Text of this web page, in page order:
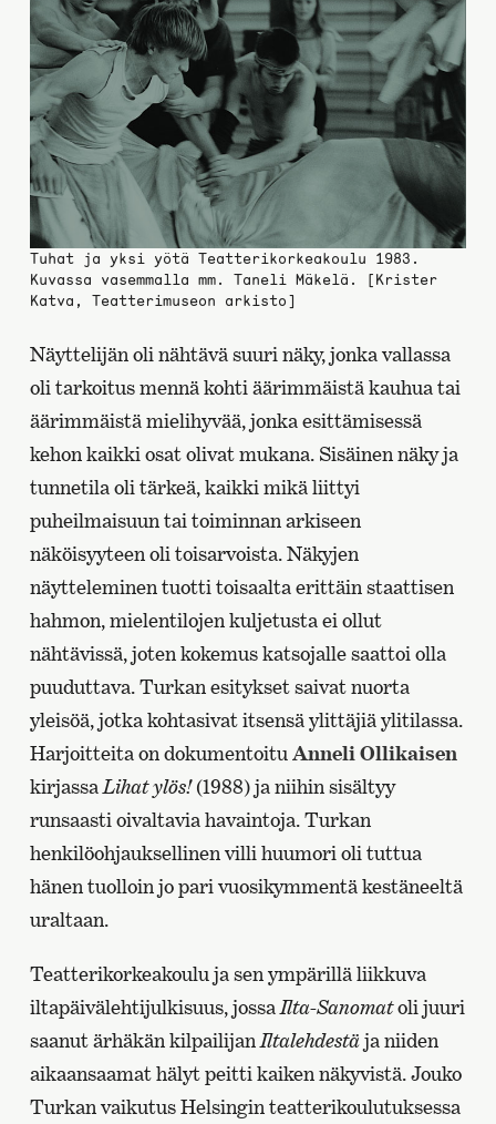
Tuhat ja yksi yötä Teatterikorkeakoulu 1983.
Kuvassa vasemmalla mm. Taneli Mäkelä. [Krister
Katva, Teatterimuseon arkisto]
Näyttelijän oli nähtävä suuri näky, jonka vallassa
oli tarkoitus mennä kohti äärimmäistä kauhua tai
äärimmäistä mielihyvää, jonka esittämisessä
kehon kaikki osat olivat mukana. Sisäinen näky ja
tunnetila oli tärkeä, kaikki mikä liittyi
puheilmaisuun tai toiminnan arkiseen
näköisyyteen oli toisarvoista. Näkyjen
näytteleminen tuotti toisaalta erittäin staattisen
hahmon, mielentilojen kuljetusta ei ollut
nähtävissä, joten kokemus katsojalle saattoi olla
puuduttava. Turkan esitykset saivat nuorta
yleisöä, jotka kohtasivat itsensä ylittäjiä ylitilassa.
Harjoitteita on dokumentoitu Anneli Ollikaisen
kirjassa Lihat ylös!(1988) ja niihin sisältyy
runsaasti oivaltavia havaintoja. Turkan
henkilöohjauksellinen villi huumori oli tuttua
hänen tuolloin jo pari vuosikymmentä kestäneeltä
uraltaan.
Teatterikorkeakoulu ja sen ympärillä liikkuva
iltapäivälehtijulkisuus, jossa Ilta-Sanomatoli juuri
saanut ärhäkän kilpailijan Iltalehdestäja niiden
aikaansaamat hälyt peitti kaiken näkyvistä. Jouko
Turkan vaikutus Helsingin teatterikoulutuksessa